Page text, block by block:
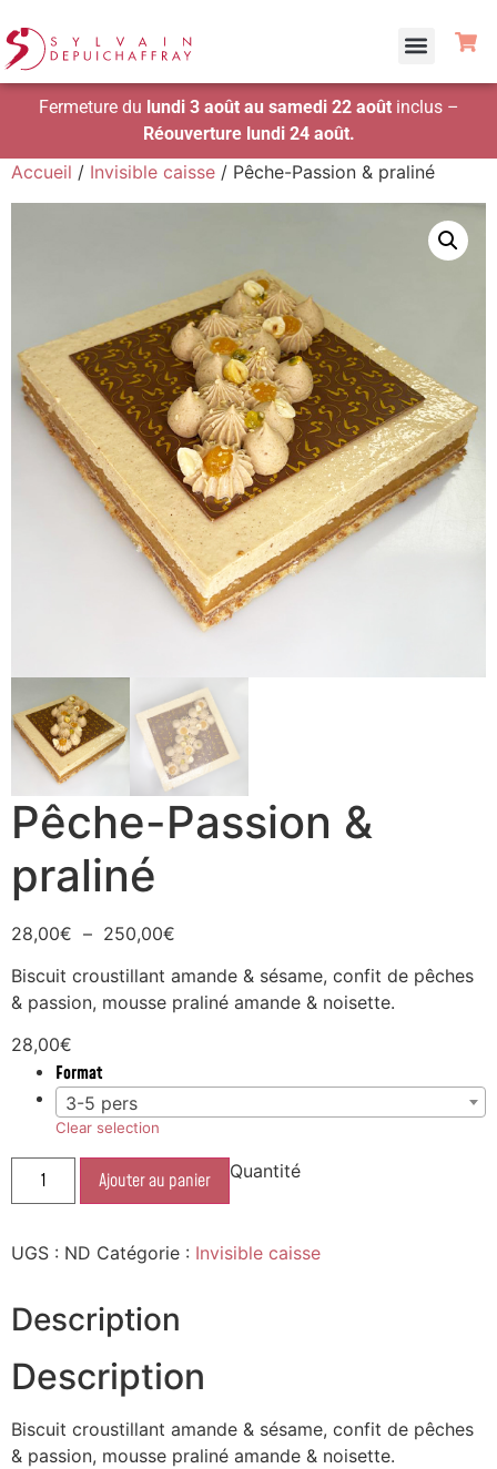
Fermeture du lundi 3 août au samedi 22 aoûtinclus –
Réouverture lundi 24 août.
Accueil / Invisible caisse / Pêche-Passion & praliné
Pêche-Passion &
praliné
28,00€ – 250,00€
Biscuit croustillant amande & sésame, confit de pêches
& passion, mousse praliné amande & noisette.
28,00€
Format
3-5 pers
Clear selection
Quantité
Ajouter au panier
UGS : ND Catégorie : Invisible caisse
Description
Description
Biscuit croustillant amande & sésame, confit de pêches
& passion, mousse praliné amande & noisette.